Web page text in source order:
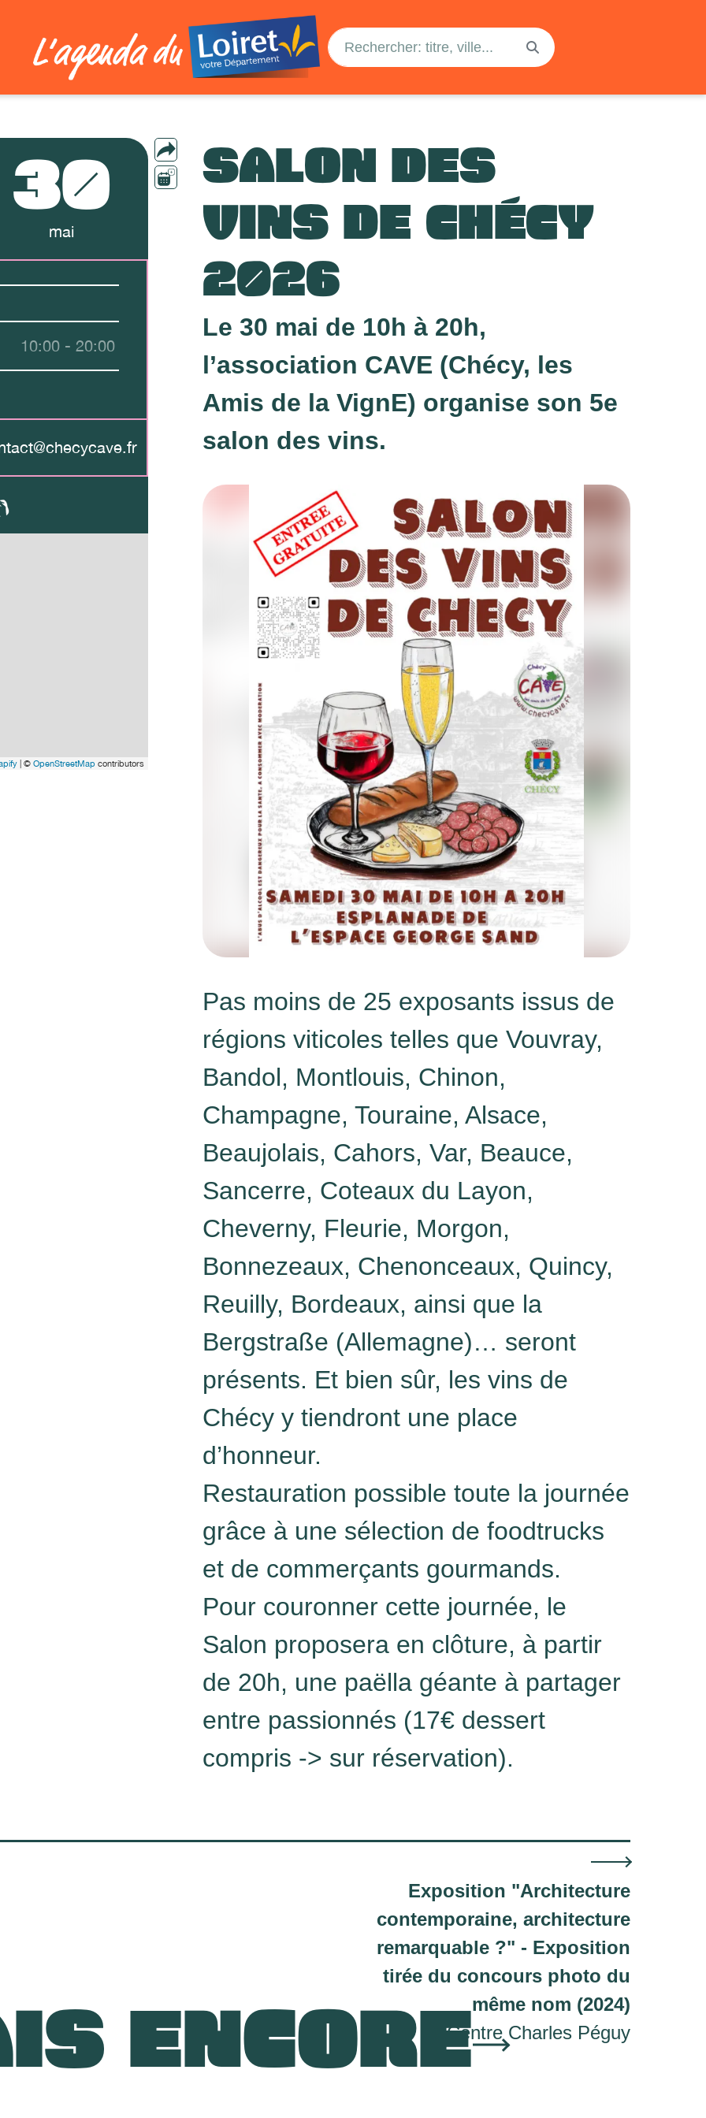
SALON DES
VINS DE CHÉCY
2026
30
mai
10:00 - 20:00
| © OpenStreetMap contributors
Le 30 mai de 10h à 20h,
l’association CAVE (Chécy, les
Amis de la VignE) organise son 5e
salon des vins.
Pas moins de 25 exposants issus de
régions viticoles telles que Vouvray,
Bandol, Montlouis, Chinon,
Champagne, Touraine, Alsace,
Beaujolais, Cahors, Var, Beauce,
Sancerre, Coteaux du Layon,
Cheverny, Fleurie, Morgon,
Bonnezeaux, Chenonceaux, Quincy,
Reuilly, Bordeaux, ainsi que la
Bergstraße (Allemagne)… seront
présents. Et bien sûr, les vins de
Chécy y tiendront une place
d’honneur.
Restauration possible toute la journée
grâce à une sélection de foodtrucks
et de commerçants gourmands.
Pour couronner cette journée, le
Salon proposera en clôture, à partir
de 20h, une paëlla géante à partager
entre passionnés (17€ dessert
compris -> sur réservation).
Exposition "Architecture
contemporaine, architecture
remarquable ?" - Exposition
tirée du concours photo du
même nom (2024)
Centre Charles Péguy
ENCORE